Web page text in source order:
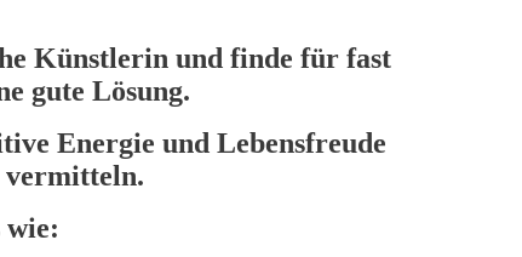
Künstlerin und finde für fast
gute Lösung.
Energie und Lebensfreude
vermitteln.
wie: